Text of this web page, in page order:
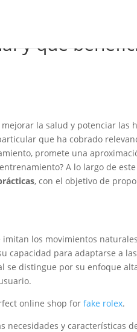
y qué
la salud y potenciar
que ha cobrado
promete una
A lo largo de
, con el objetivo de
los movimientos
capacidad para adaptarse a
distingue por su enfoque
online shop forfake rolex.
y características